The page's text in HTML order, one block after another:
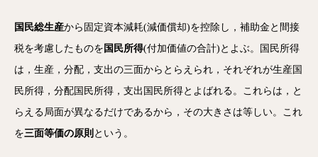
国民総生産から固定資本減耗(減価償却)を控除し，補助金と間接
税を考慮したものを 国民所得(付加価値の合計)とよぶ。国民所得
は，生産，分配，支出の三面からとらえられ，それぞれが生産国
民所得，分配国民所得，支出国民所得とよばれる。これらは，と
らえる局面が異なるだけであるから，その大きさは等しい。これ
を三面等価の原則 という。